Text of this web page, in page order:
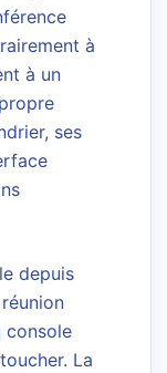
à
à un
ses
depuis
console
La